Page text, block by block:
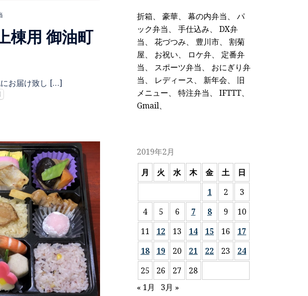
棟用 御油町
お届け致し […]
折箱、 豪華、 幕の内弁当、 パ
ック弁当、 手仕込み、 DX弁
当、 花づつみ、 豊川市、 割菊
屋、 お祝い、 ロケ弁、 定番弁
当、 スポーツ弁当、 おにぎり弁
当、 レディース、 新年会、 旧
メニュー、 特注弁当、 IFTTT、
Gmail、
2019年2月
月
火 水 木 金 土
日
1
2
3
4
5 6 7 8 9
10
11
12 13 14 15 16
17
18
19 20 21 22 23
24
25
26 27
28
« 1月
3月 »